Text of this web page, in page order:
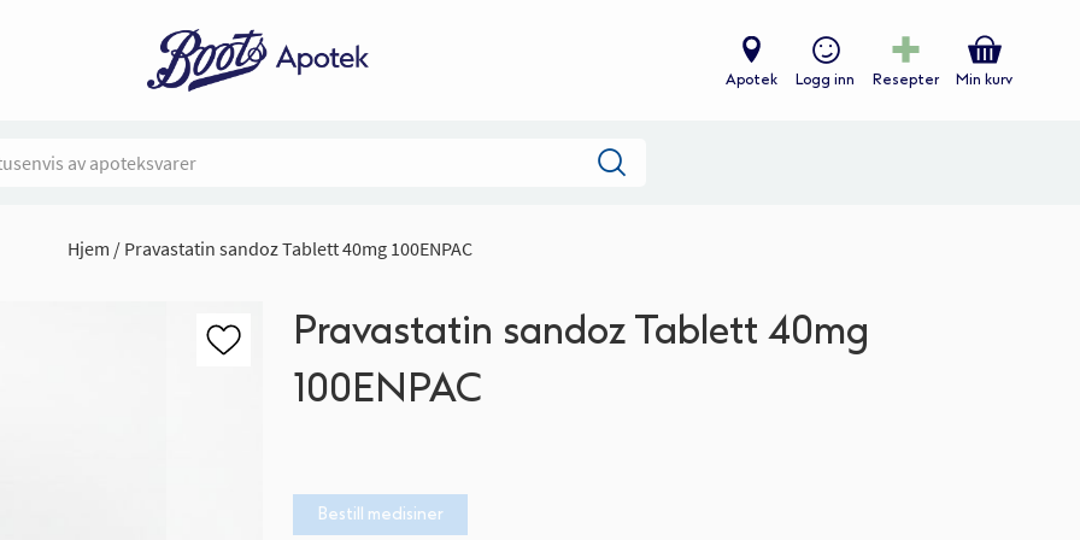
Apotek Logg inn Resepter Min kurv
Hjem Pravastatin sandoz Tablett 40mg 100ENPAC
Pravastatin sandoz Tablett 40mg
100ENPAC
Bestill medisiner